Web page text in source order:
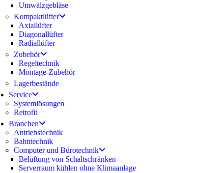
Umwälzgebläse
Kompaktlüfter
Axiallüfter
Diagonallüfter
Radiallüfter
Zubehör
Regeltechnik
Montage-Zubehör
Lagerbestände
Service
Systemlösungen
Retrofit
Branchen
Antriebstechnik
Bahntechnik
Computer und Bürotechnik
Belüftung von Schaltschränken
Serverraum kühlen ohne Klimaanlage